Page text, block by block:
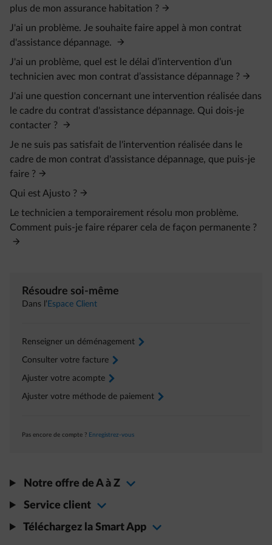
plus de mon assurance habitation ?
J'ai un problème. Je souhaite faire appel à mon contrat
d'assistance dépannage.
J'ai un problème, quel est le délai d’intervention d’un
technicien avec mon contrat d’assistance dépannage ?
J'ai une question concernant une intervention réalisée dans
le cadre du contrat d'assistance dépannage. Qui dois-je
contacter ?
Je ne suis pas satisfait de l'intervention réalisée dans le
cadre de mon contrat d'assistance dépannage, que puis-je
faire ?
Qui est Ajusto ?
Le technicien a temporairement résolu mon problème.
Comment puis-je faire réparer cela de façon permanente ?
Résoudre soi-même
Dans l’ Espace Client
Renseigner un déménagement arrow-right
Consulter votre facture arrow-right
Ajuster votre acompte arrow-right
Ajuster votre méthode de paiement arrow-right
Pas encore de compte ? Enregistrez-vous
Notre offre de A à Z
Service client
Téléchargez la Smart App